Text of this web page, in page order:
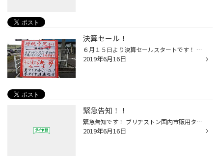
決算セール！
６月１５日より決算セールスタートです！ 初日からスタッドレスも夏タイヤも売れています！ ご来店頂きましたお客様、本当にありがとうございます！ お知らせにも記載させて頂きましたが、市販用ブリヂストンタイヤが値上げになります！ まだ間に合いますのでご来店くだ さいませ！
2019年6月16日
緊急告知！！
緊急告知です！ ブリヂストン国内市販用タイヤが8月1日より値上げされます！ 近年、人手不足等を背景に物流関連費が高騰し、物流効率化やコストカットなど企業努力を行ってきましたが、企業努力 だけでは、カバー出来ないため、タイヤ出荷価格値上げを決定したものです。
2019年6月16日